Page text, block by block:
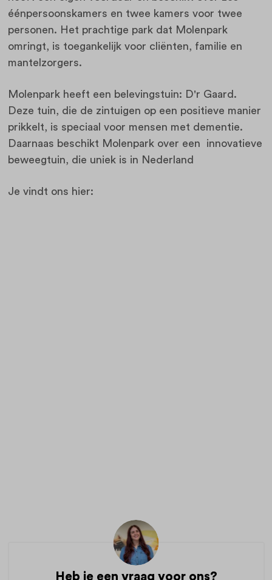
éénpersoonskamers en twee kamers voor twee
personen. Het prachtige park dat Molenpark
omringt, is toegankelijk voor cliënten, familie en
mantelzorgers.
Molenpark heeft een belevingstuin: D'r Gaard.
Deze tuin, die de zintuigen op een positieve manier
prikkelt, is speciaal voor mensen met dementie.
Daarnaas beschikt Molenpark over een innovatieve
beweegtuin, die uniek is in Nederland
Je vindt ons hier:
Heb je een vraag voor ons?